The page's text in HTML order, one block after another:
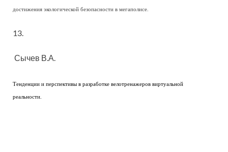
достижения экологической безопасности в мегаполисе.
13.
Сычев В.А.
Тенденции и перспективы в разработке велотренажеров виртуальной
реальности.